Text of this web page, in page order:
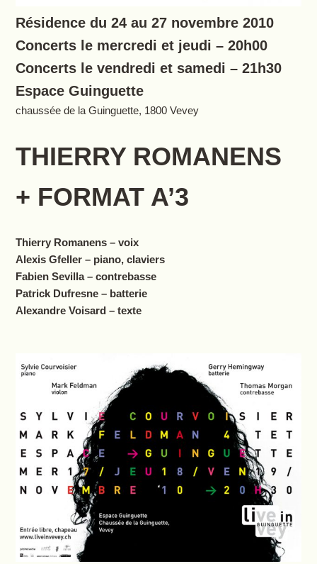
Résidence du 24 au 27 novembre 2010
Concerts le mercredi et jeudi – 20h00
Concerts le vendredi et samedi – 21h30
Espace Guinguette
chaussée de la Guinguette, 1800 Vevey
THIERRY ROMANENS
+ FORMAT A’3
Thierry Romanens – voix
Alexis Gfeller – piano, claviers
Fabien Sevilla – contrebasse
Patrick Dufresne – batterie
Alexandre Voisard – texte